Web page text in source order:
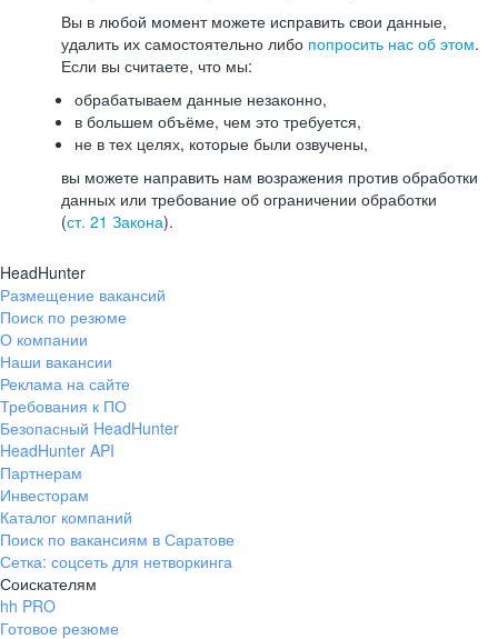
Вы в любой момент можете исправить свои данные,
удалить их самостоятельно либо попросить нас об этом.
Если вы считаете, что мы:
обрабатываем данные незаконно,
в большем объёме, чем это требуется,
не в тех целях, которые были озвучены,
вы можете направить нам возражения против обработки
данных или требование об ограничении обработки
(ст. 21 Закона).
HeadHunter
Размещение вакансий
Поиск по резюме
О компании
Наши вакансии
Реклама на сайте
Требования к ПО
Безопасный HeadHunter
HeadHunter API
Партнерам
Инвесторам
Каталог компаний
Поиск по вакансиям в Саратове
Сетка: соцсеть для нетворкинга
Соискателям
hh PRO
Готовое резюме